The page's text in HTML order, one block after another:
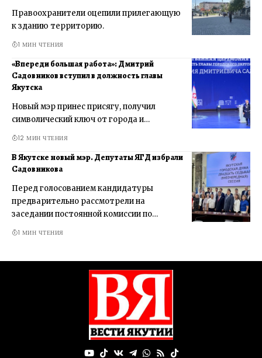
Правоохранители оцепили прилегающую
к зданию территорию.
1 МИН ЧТЕНИЯ
«Впереди большая работа»: Дмитрий
Садовников вступил в должность главы
Якутска
Новый мэр принес присягу, получил
символический ключ от города и…
12 МИН ЧТЕНИЯ
В Якутске новый мэр. Депутаты ЯГД избрали
Садовникова
Перед голосованием кандидатуры
предварительно рассмотрели на
заседании постоянной комиссии по…
1 МИН ЧТЕНИЯ